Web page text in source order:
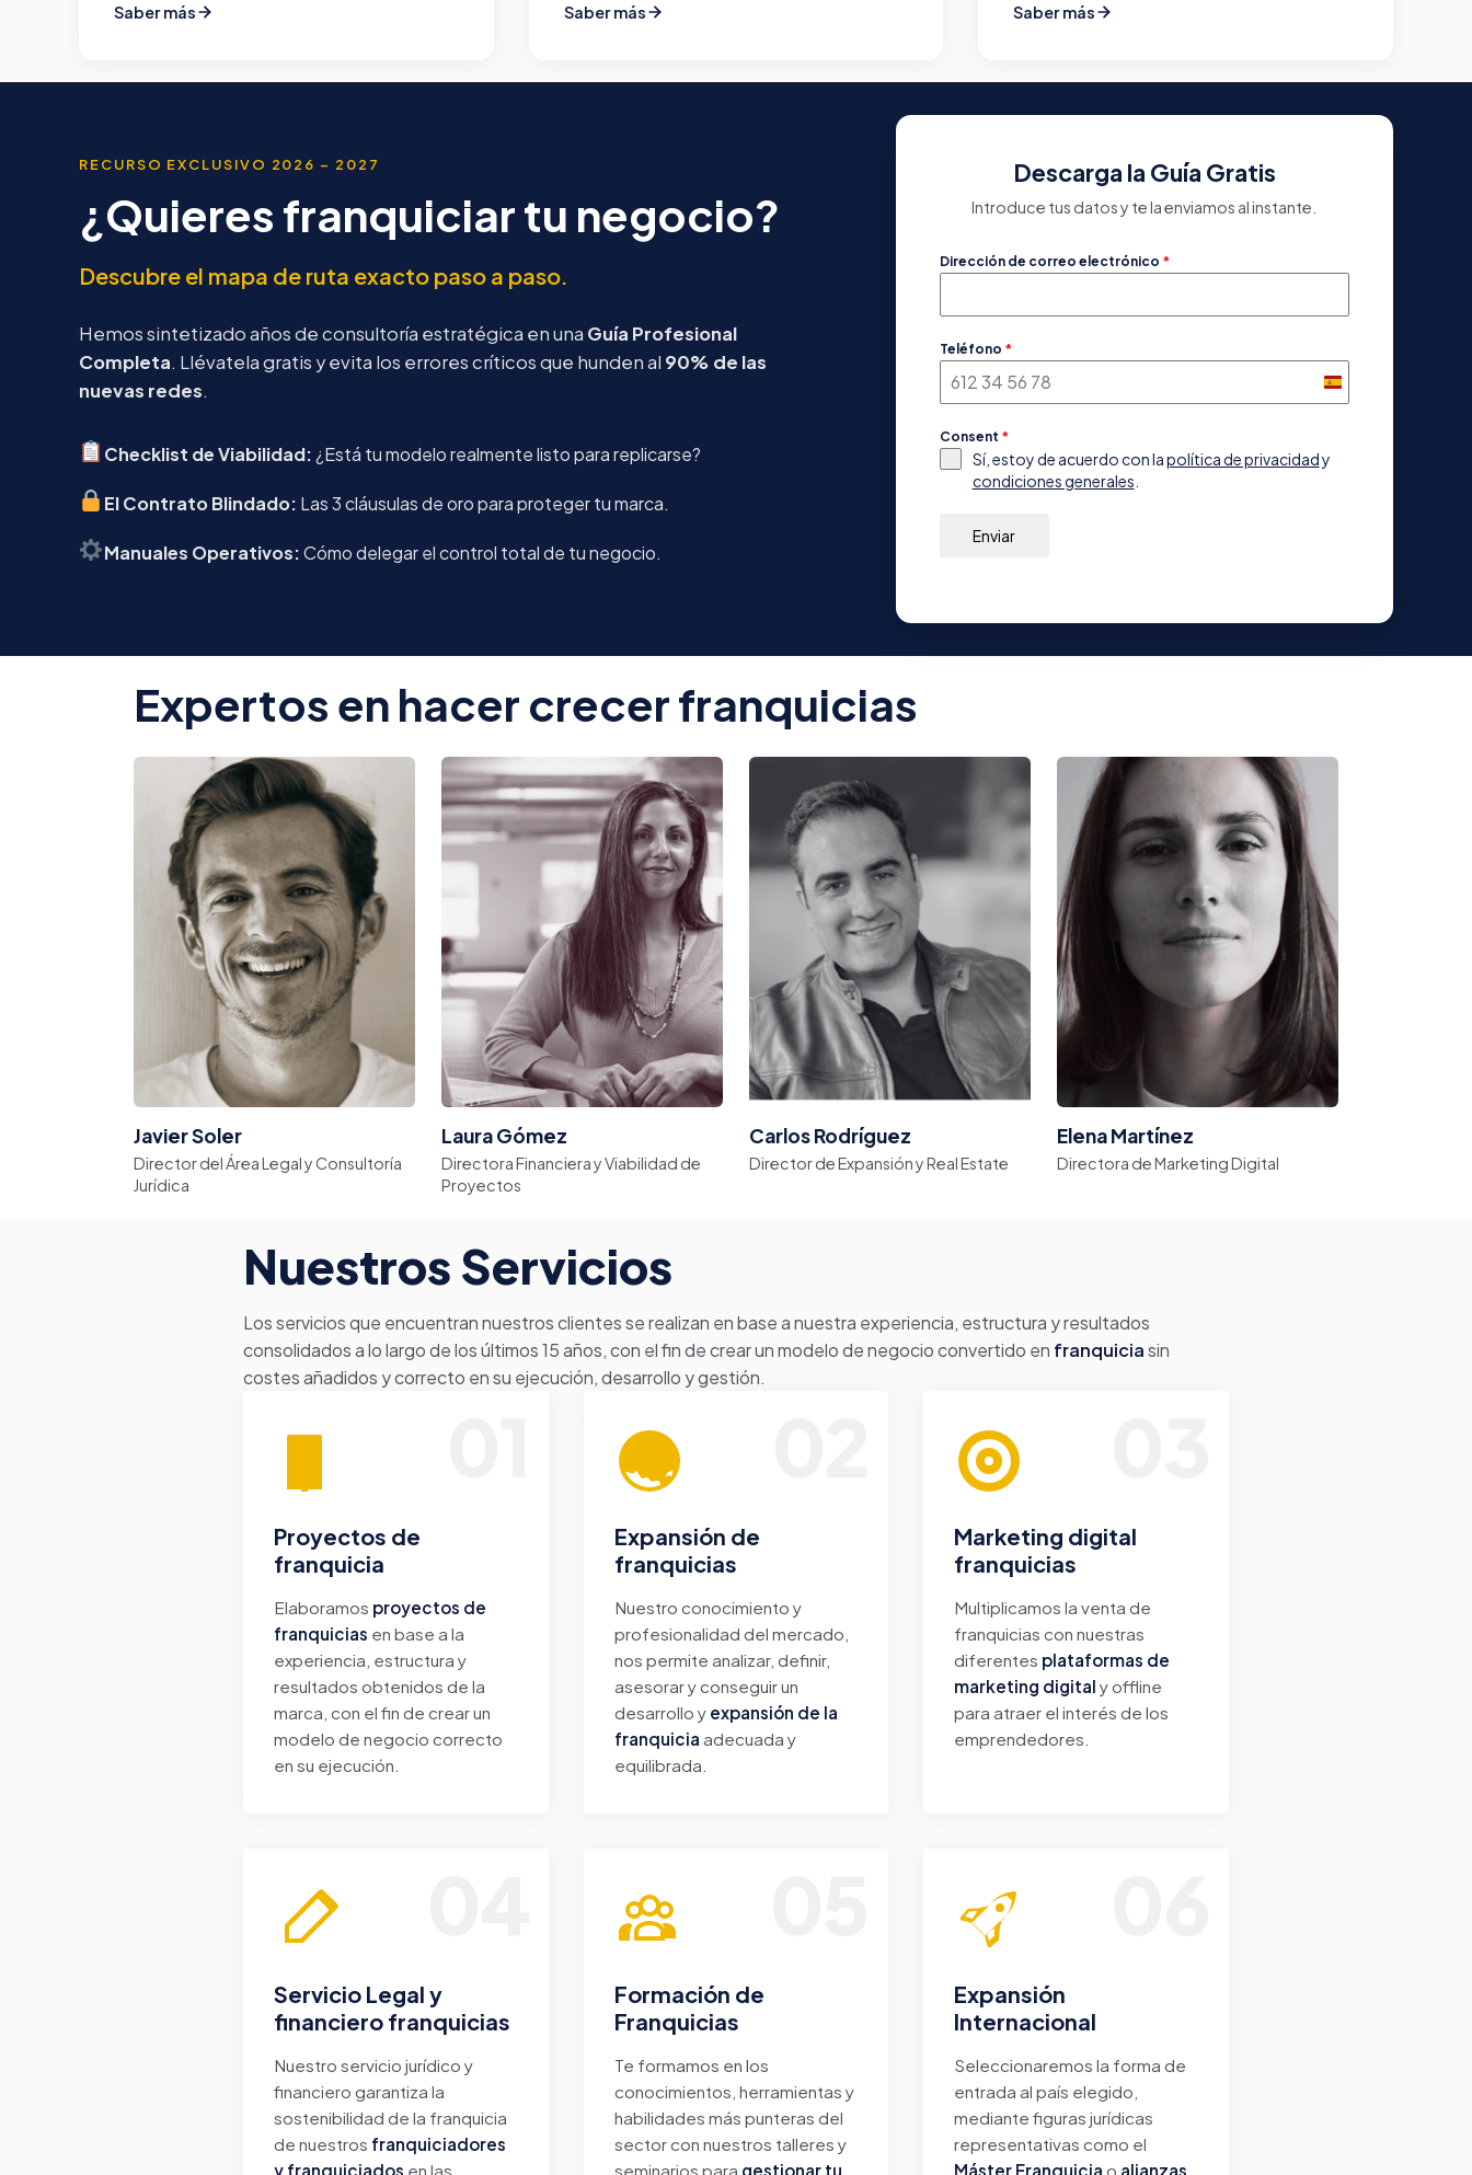
Saber más Saber más Saber más
RECURSO EXCLUSIVO 2026 – 2027
¿Quieres franquiciar tu negocio?
Descubre el mapa de ruta exacto paso a paso.
Hemos sintetizado años de consultoría estratégica en una Guía Profesional
Completa. Llévatela gratis y evita los errores críticos que hunden al 90% de las
nuevas redes.
Checklist de Viabilidad:¿Está tu modelo realmente listo para replicarse?
El Contrato Blindado: Las 3 cláusulas de oro para proteger tu marca.
Manuales Operativos:Cómo delegar el control total de tu negocio.
Descarga la Guía Gratis
Introduce tus datos y te la enviamos al instante.
Dirección de correo electrónico *
Teléfono *
Spain
Consent *
Sí, estoy de acuerdo con lapolítica de privacidady
condiciones generales
Enviar
Expertos en hacer crecer franquicias
Javier Soler
Director del Área Legal y Consultoría
Jurídica
Laura Gómez
Directora Financiera y Viabilidad de
Proyectos
Carlos Rodríguez
Director de Expansión y Real Estate
Elena Martínez
Directora de Marketing Digital
Nuestros Servicios
Los servicios que encuentran nuestros clientes se realizan en base a nuestra experiencia, estructura y resultados
consolidados a lo largo de los últimos 15 años, con el fin de crear un modelo de negocio convertido en franquiciasin
costes añadidos y correcto en su ejecución, desarrollo y gestión.
Proyectos de
franquicia
Elaboramos proyectos de
franquicias en base a la
experiencia, estructura y
resultados obtenidos de la
marca, con el fin de crear un
modelo de negocio correcto
en su ejecución.
Expansión de
franquicias
Nuestro conocimiento y
profesionalidad del mercado,
nos permite analizar, definir,
asesorar y conseguir un
desarrollo y expansión de la
franquicia adecuada y
equilibrada.
Marketing digital
franquicias
Multiplicamos la venta de
franquicias con nuestras
diferentes plataformas de
marketing digital y offline
para atraer el interés de los
emprendedores.
Servicio Legal y
financiero franquicias
Nuestro servicio jurídico y
financiero garantiza la
sostenibilidad de la franquicia
de nuestros franquiciadores
y franquiciados en las
Formación de
Franquicias
Te formamos en los
conocimientos, herramientas y
habilidades más punteras del
sector con nuestros talleres y
seminarios para gestionar tu
Expansión
Internacional
Seleccionaremos la forma de
entrada al país elegido,
mediante figuras jurídicas
representativas como el
Máster Franquicia o alianzas